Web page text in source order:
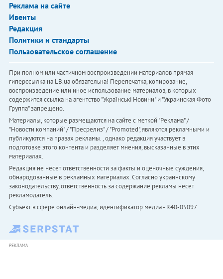
Реклама на сайте
Ивенты
Редакция
Политики и стандарты
Пользовательское соглашение
При полном или частичном воспроизведении материалов прямая
гиперссылка на LB.ua обязательна! Перепечатка, копирование,
воспроизведение или иное использование материалов, в которых
содержится ссылка на агентство "Українськi Новини" и "Украинская Фото
Группа" запрещено.
Материалы, которые размещаются на сайте с меткой "Реклама" /
"Новости компаний" / "Пресрелиз" / "Promoted", являются рекламными и
публикуются на правах рекламы. , однако редакция участвует в
подготовке этого контента и разделяет мнения, высказанные в этих
материалах.
Редакция не несет ответственности за факты и оценочные суждения,
обнародованные в рекламных материалах. Согласно украинскому
законодательству, ответственность за содержание рекламы несет
рекламодатель.
Субъект в сфере онлайн-медиа; идентификатор медиа - R40-05097
РЕКЛАМА